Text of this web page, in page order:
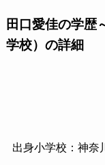
田口愛佳の学歴
学校）の詳細
出身小学校：神奈